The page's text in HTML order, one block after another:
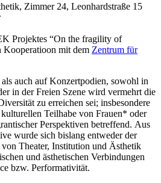
Zimmer 24, Leonhardstraße 15
Projektes “On the fragility of
mit dem Zentrum für
auch auf Konzertpodien, sowohl in
in der Freien Szene wird vermehrt die
zu erreichen sei; insbesondere
Teilhabe von Frauen* oder
Perspektiven betreffend. Aus
wurde sich bislang entweder der
Theater, Institution und Ästhetik
und ästhetischen Verbindungen
bzw. Performativität.